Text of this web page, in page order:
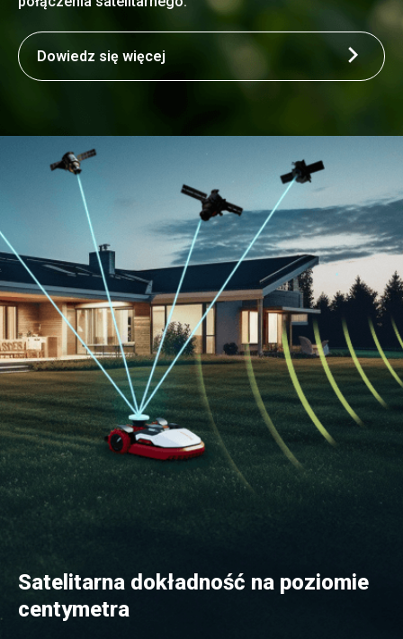
Dowiedz się więcej
Satelitarna dokładność na poziomie
centymetra